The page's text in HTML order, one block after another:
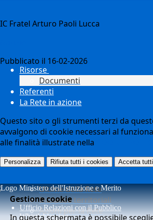
Risorse
Documenti
Referenti
La Rete in azione
Ultime della Rete
Iniziative territoriali
Azioni per la Rete
IC Fratel Arturo Paoli Lucca
Pubblicato il 16-02-2026
Questo sito o gli strumenti terzi da
avvalgono di cookie necessari al
alle finalità illustrate nella
Personalizza Rifiuta tutti i cookies Accetta tutti
Gestione cookie
In questa schermata è possibile
Ufficio Relazioni con il Pubblico
Whistleblowing